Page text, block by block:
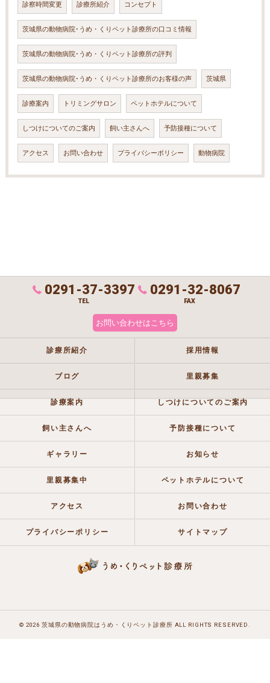
診察時間変更 診療所紹介 コンセプト
茨城県の動物病院･うめ・くりペット診療所の口コミ情報
茨城県の動物病院･うめ・くりペット診療所の評判
茨城県の動物病院･うめ・くりペット診療所のお客様の声 茨城県
診療案内 トリミングサロン ペットホテルについて
しつけについてのご案内 飼い主さんへ 予防接種について
アクセス お問い合わせ プライバシーポリシー 動物病院
0291-37-3397
TEL
0291-32-8067
FAX
お問い合わせはこちら
診療所紹介 採用情報
ブログ 里親募集
診療案内 しつけについてのご案内
飼い主さんへ 予防接種について
ギャラリー お知らせ
里親募集中 ペットホテルについて
アクセス お問い合わせ
プライバシーポリシー サイトマップ
© 2026 茨城県の動物病院はうめ・くりペット診療所 ALL RIGHTS RESERVED.